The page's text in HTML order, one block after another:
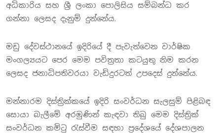
අධිකාරිය සහ ශ්‍රී ලංකා පොලිසිය සම්බන්ධ කර
ගන්නා ලෙසද දැනුම් දුන්නේය.
මඩු දේවස්ථානයේ ඉදිරියේ දී පැවැත්වෙන වාර්ෂික
මංගල්‍යයට පෙර මෙම පවිත්‍රතා කටයුතු නිම කරන
ලෙසද ජනාධිපතිවරයා වැඩිදුරටත් උපදෙස් දුන්නේය.
මන්නාරම දිස්ත්‍රික්කයේ ඉදිරි සංවර්ධන සැලසුම් පිළිබඳ
සොයා බැලීමේ අරමුණින් කැඳවා තිබු මෙම දිස්ත්‍රික්
සංවර්ධන කමිටු රැස්වීම සඳහා ප්‍රදේශයේ දේශපාලන